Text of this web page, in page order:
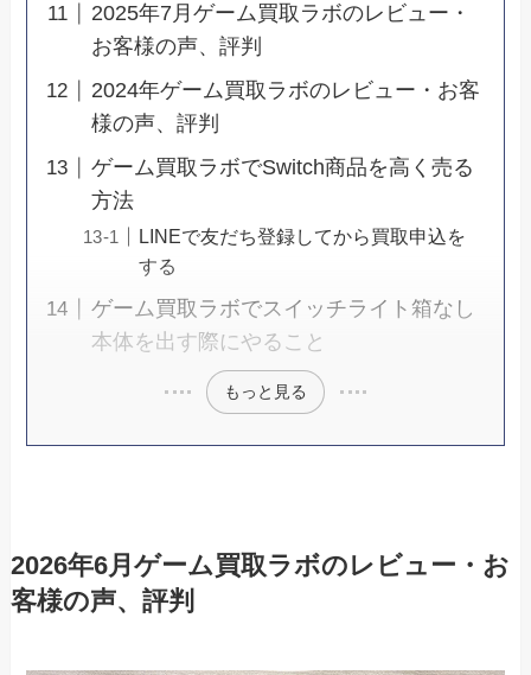
2025年7月ゲーム買取ラボのレビュー・
お客様の声、評判
2024年ゲーム買取ラボのレビュー・お客
様の声、評判
ゲーム買取ラボでSwitch商品を高く売る
方法
LINEで友だち登録してから買取申込を
する
ゲーム買取ラボでスイッチライト箱なし
本体を出す際にやること
もっと見る
2026年6月ゲーム買取ラボのレビュー・お
客様の声、評判